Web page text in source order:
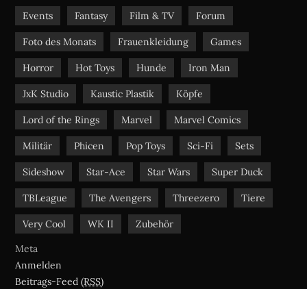
Events Fantasy Film & TV Forum
Foto des Monats Frauenkleidung Games
Horror Hot Toys Hunde Iron Man
JxK Studio Kaustic Plastik Köpfe
Lord of the Rings Marvel Marvel Comics
Militär Phicen Pop Toys Sci-Fi Sets
Sideshow Star-Ace Star Wars Super Duck
TBLeague The Avengers Threezero Tiere
Very Cool WK II
Zubehör
Meta
Anmelden
Beitrags-Feed (RSS)